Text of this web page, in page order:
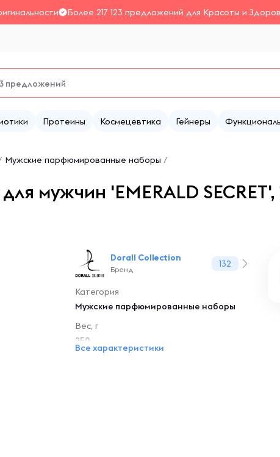
Более 217 123 предложений для Красоты и
Протеины Космецевтика Гейнеры
Мужские парфюмированные наборы /
мужчин 'EMERALD
Dorall Collection
Бренд
132
Категория
Мужские парфюмированные наборы
Вес, г
250
Все характеристики